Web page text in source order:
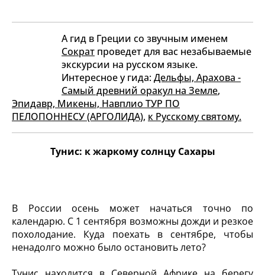
А гид в Греции со звучным именем
Сократ проведет для вас незабываемые
экскурсии на русском языке.
Интересное у гида:Дельфы, Арахова -
Самый древний оракул на Земле,
Эпидавр, Микены, Навплио ТУР ПО
ПЕЛОПОННЕСУ (АРГОЛИДА), к Русскому святому.
Тунис: к жаркому солнцу Сахары
В России осень может начаться точно по
календарю. С 1 сентября возможны дожди и резкое
похолодание. Куда поехать в сентябре, чтобы
ненадолго можно было остановить лето?